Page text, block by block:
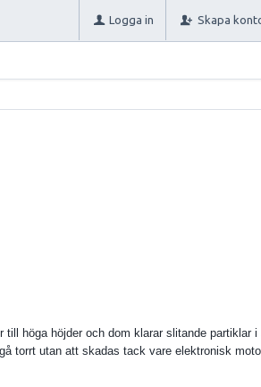
Logga in Skapa
höga höjder och dom klarar slitande partiklar
torrt utan att skadas tack vare elektronisk